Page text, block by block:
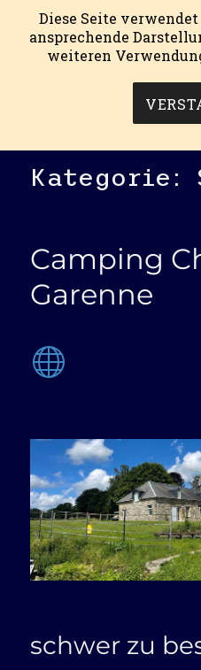
mein
Kategorie:
Camping
Garenne
schwer zu
Diese Seite
ansprechende
weiteren